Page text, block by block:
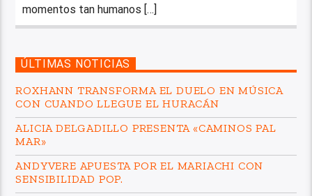
momentos tan humanos […]
ÚLTIMAS NOTICIAS
ROXHANN TRANSFORMA EL DUELO EN MÚSICA
CON CUANDO LLEGUE EL HURACÁN
ALICIA DELGADILLO PRESENTA «CAMINOS PAL
MAR»
ANDYVERE APUESTA POR EL MARIACHI CON
SENSIBILIDAD POP.